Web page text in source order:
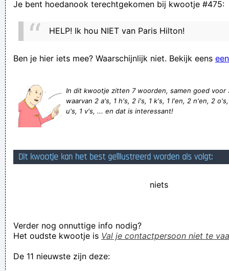
Dat zijn vijven en zessen na Pasen
This might be the magic mushrooms speaking, but blahyufhy
liever een muts dan koude oren
what a prull!
Het meest gebruikte willekeurig getal in een overdrijvende
Verknoei je tijd op een nuttige manier!
Je bent hoedanook terechtgekomen bij kwootje #475:
HELP! Ik hou NIET van Paris Hilton!
Ben je hier iets mee? Waarschijnlijk niet. Bekijk eens
In dit kwootje zitten 7 woorden, samen goed
waarvan 2 a's, 1 h's, 2 i's, 1 k's, 1 l'en, 2 n'en, 2
u's, 1 v's, ... en dat is interessant!
Dit kwootje kan het best geïllustreerd worden als volgt:
niets
Verder nog onnuttige info nodig?
Het oudste kwootje is Val je contactpersoon niet te
De 11 nieuwste zijn deze: